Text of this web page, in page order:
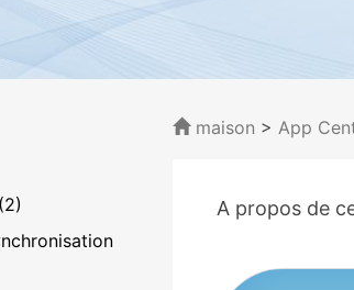
maison > App
A propos de